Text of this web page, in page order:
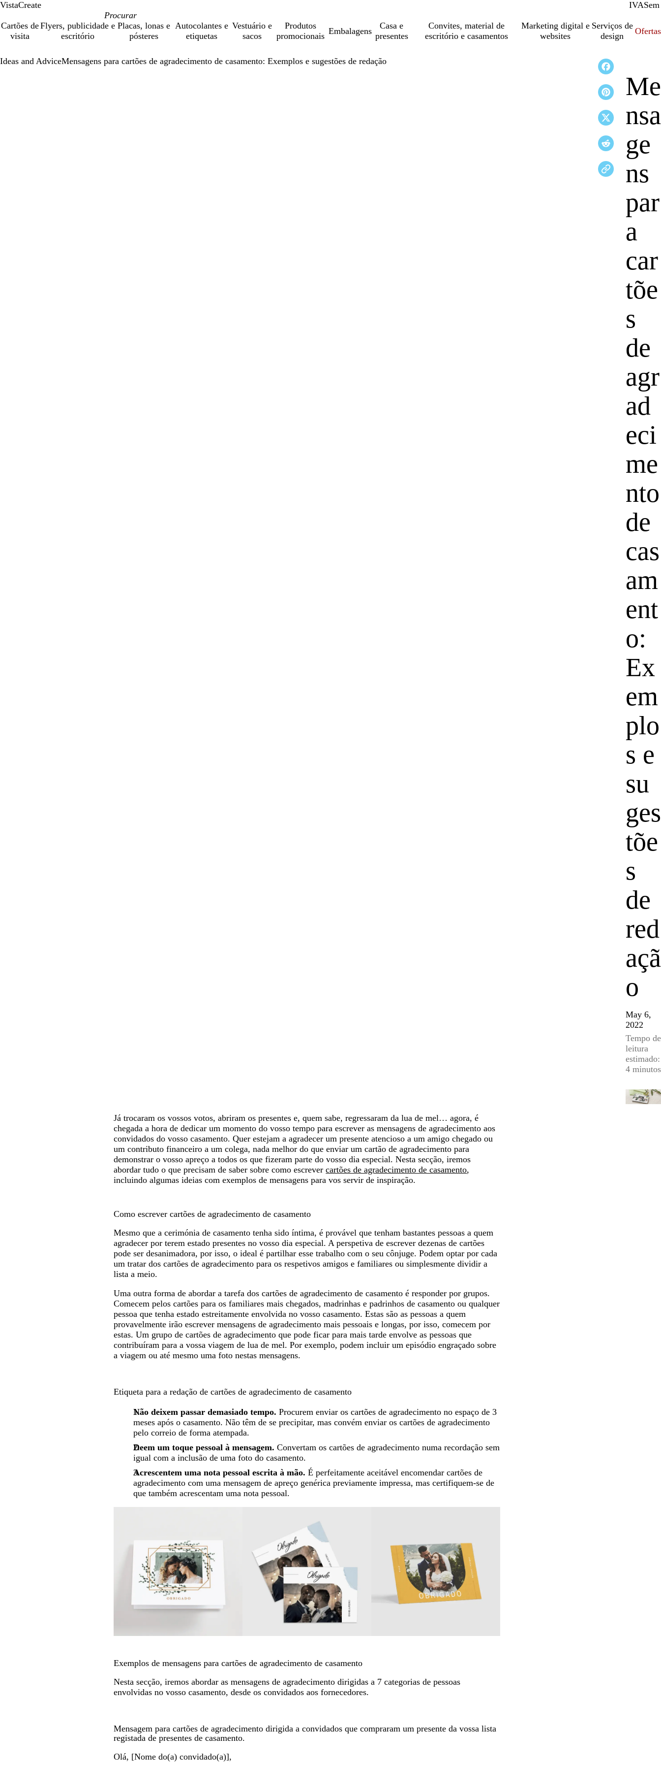
VistaCreate IVACom
Sem
Cartões de
visita
Flyers, publicidade e
escritório
Placas, lonas e
pósteres
Autocolantes e
etiquetas
Vestuário e
sacos
Produtos
promocionais
Embalagens
Casa e
presentes
Convites, material de
escritório e casamentos
Marketing digital e
websites
Serviços de
design
Ofertas
Ideas and AdviceMensagens para cartões de agradecimento de casamento: Exemplos e sugestões de redação
Me
nsa
ge
ns
par
a
car
tõe
s
de
agr
ad
eci
me
nto
de
cas
am
ent
o:
Ex
em
plo
s e
su
ges
tõe
s
de
red
açã
o
May 6,
2022
Tempo de
leitura
estimado:
4 minutos
Já trocaram os vossos votos, abriram os presentes e, quem sabe, regressaram da lua de mel… agora, é
chegada a hora de dedicar um momento do vosso tempo para escrever as mensagens de agradecimento aos
convidados do vosso casamento. Quer estejam a agradecer um presente atencioso a um amigo chegado ou
um contributo financeiro a um colega, nada melhor do que enviar um cartão de agradecimento para
demonstrar o vosso apreço a todos os que fizeram parte do vosso dia especial. Nesta secção, iremos
abordar tudo o que precisam de saber sobre como escrevercartões de agradecimento de casamento,
incluindo algumas ideias com exemplos de mensagens para vos servir de inspiração.
Como escrever cartões de agradecimento de casamento
Mesmo que a cerimónia de casamento tenha sido íntima, é provável que tenham bastantes pessoas a quem
agradecer por terem estado presentes no vosso dia especial. A perspetiva de escrever dezenas de cartões
pode ser desanimadora, por isso, o ideal é partilhar esse trabalho com o seu cônjuge. Podem optar por cada
um tratar dos cartões de agradecimento para os respetivos amigos e familiares ou simplesmente dividir a
lista a meio.
Uma outra forma de abordar a tarefa dos cartões de agradecimento de casamento é responder por grupos.
Comecem pelos cartões para os familiares mais chegados, madrinhas e padrinhos de casamento ou qualquer
pessoa que tenha estado estreitamente envolvida no vosso casamento. Estas são as pessoas a quem
provavelmente irão escrever mensagens de agradecimento mais pessoais e longas, por isso, comecem por
estas. Um grupo de cartões de agradecimento que pode ficar para mais tarde envolve as pessoas que
contribuíram para a vossa viagem de lua de mel. Por exemplo, podem incluir um episódio engraçado sobre
a viagem ou até mesmo uma foto nestas mensagens.
Etiqueta para a redação de cartões de agradecimento de casamento
Não deixem passar demasiado tempo. Procurem enviar os cartões de agradecimento no espaço de 3
meses após o casamento. Não têm de se precipitar, mas convém enviar os cartões de agradecimento
pelo correio de forma atempada.
Deem um toque pessoal à mensagem. Convertam os cartões de agradecimento numa recordação sem
igual com a inclusão de uma foto do casamento.
Acrescentem uma nota pessoal escrita à mão. É perfeitamente aceitável encomendar cartões de
agradecimento com uma mensagem de apreço genérica previamente impressa, mas certifiquem-se de
que também acrescentam uma nota pessoal.
Exemplos de mensagens para cartões de agradecimento de casamento
Nesta secção, iremos abordar as mensagens de agradecimento dirigidas a 7 categorias de pessoas
envolvidas no vosso casamento, desde os convidados aos fornecedores.
Mensagem para cartões de agradecimento dirigida a convidados que compraram um presente da vossa lista
registada de presentes de casamento.
Olá, [Nome do(a) convidado(a)],